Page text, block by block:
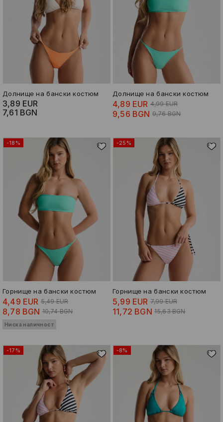
Долнище на бански костюм
3,89 EUR
7,61 BGN
Долнище на бански костюм
4,89 EUR 4,99 EUR
9,56 BGN 9,76 BGN
-18%
Горнище на бански костюм
4,49 EUR 5,49 EUR
8,78 BGN 10,74 BGN
Ниска наличност
-25%
Горнище на бански костюм
5,99 EUR 7,99 EUR
11,72 BGN 15,63 BGN
-17% -8%